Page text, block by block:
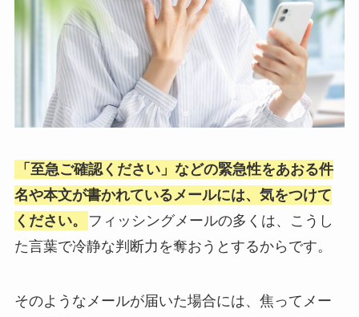
「至急ご確認ください」などの緊急性をあおる件
名や本文が書かれているメールには、気をつけて
ください。
フィッシングメールの多くは、こうし
た言葉で冷静な判断力を奪おうとするからです。
そのようなメールが届いた場合には、焦ってメー